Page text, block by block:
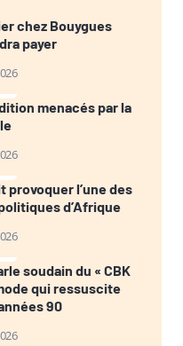
chez Bouygues
payer
menacés par la
provoquer l’une des
d’Afrique
soudain du « CBK
qui ressuscite
90